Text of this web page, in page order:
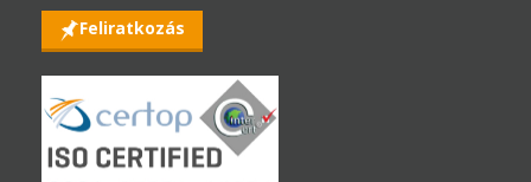
Feliratkozás